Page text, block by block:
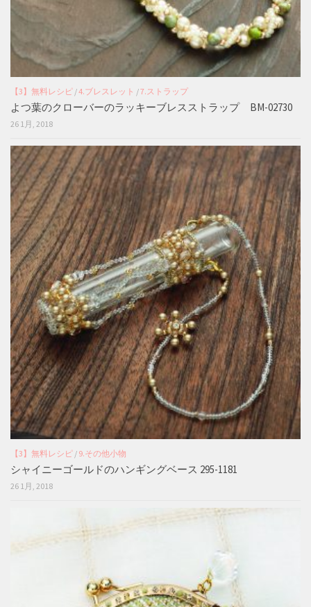
【3】無料レシピ /4.ブレスレット /7.ストラップ
よつ葉のクローバーのラッキーブレスストラップ BM-02730
26 1月, 2018
【3】無料レシピ / 9.その他小物
シャイニーゴールドのハンギングベース 295-1181
26 1月, 2018